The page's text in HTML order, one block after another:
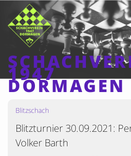
1947
DORMAGEN
Home
Beiträge
Mannschaften
Blitzschach
Blitzturnier 30.09.2021:
Volker Barth